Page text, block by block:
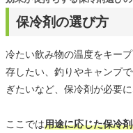
保冷剤の選び方
冷たい飲み物の温度をキー
存したい、釣りやキャンプ
ぎたいなど、保冷剤が必要
ここでは用途に応じた保冷